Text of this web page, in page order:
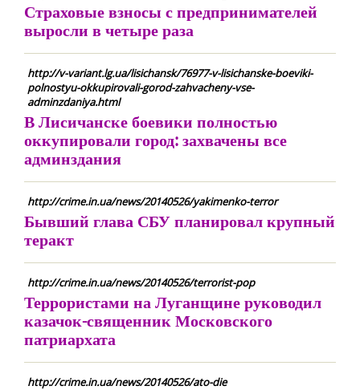
Страховые взносы с предпринимателей
выросли в четыре раза
http://v-variant.lg.ua/lisichansk/76977-v-lisichanske-boeviki-
polnostyu-okkupirovali-gorod-zahvacheny-vse-
adminzdaniya.html
В Лисичанске боевики полностью
оккупировали город: захвачены все
админздания
http://crime.in.ua/news/20140526/yakimenko-terror
Бывший глава СБУ планировал крупный
теракт
http://crime.in.ua/news/20140526/terrorist-pop
Террористами на Луганщине руководил
казачок-священник Московского
патриархата
http://crime.in.ua/news/20140526/ato-die